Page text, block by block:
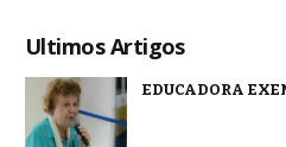
Ultimos Artigos
EDUCADORA